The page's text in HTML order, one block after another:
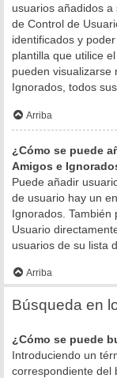
usuarios añadidos
de Control de
identificados y
plantilla que utilice
pueden visualizarse
Ignorados, todos
Arriba
¿Cómo se puede
Amigos e
Puede añadir
de usuario hay un
Ignorados. También
Usuario
usuarios de su lista
Arriba
Búsqueda en
¿Cómo se puede
Introduciendo un
correspondiente del